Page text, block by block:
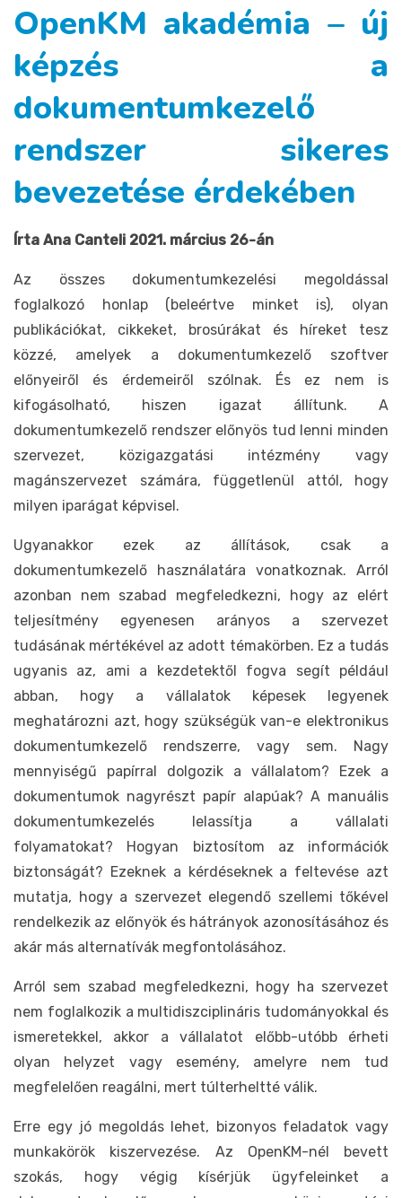
OpenKM akadémia – új
képzés a
dokumentumkezelő
rendszer sikeres
bevezetése érdekében
Írta Ana Canteli 2021. március 26-án
Az összes dokumentumkezelési megoldással
foglalkozó honlap (beleértve minket is), olyan
publikációkat, cikkeket, brosúrákat és híreket tesz
közzé, amelyek a dokumentumkezelő szoftver
előnyeiről és érdemeiről szólnak. És ez nem is
kifogásolható, hiszen igazat állítunk. A
dokumentumkezelő rendszer előnyös tud lenni minden
szervezet, közigazgatási intézmény vagy
magánszervezet számára, függetlenül attól, hogy
milyen iparágat képvisel.
Ugyanakkor ezek az állítások, csak a
dokumentumkezelő használatára vonatkoznak. Arról
azonban nem szabad megfeledkezni, hogy az elért
teljesítmény egyenesen arányos a szervezet
tudásának mértékével az adott témakörben. Ez a tudás
ugyanis az, ami a kezdetektől fogva segít például
abban, hogy a vállalatok képesek legyenek
meghatározni azt, hogy szükségük van-e elektronikus
dokumentumkezelő rendszerre, vagy sem. Nagy
mennyiségű papírral dolgozik a vállalatom? Ezek a
dokumentumok nagyrészt papír alapúak? A manuális
dokumentumkezelés lelassítja a vállalati
folyamatokat? Hogyan biztosítom az információk
biztonságát? Ezeknek a kérdéseknek a feltevése azt
mutatja, hogy a szervezet elegendő szellemi tőkével
rendelkezik az előnyök és hátrányok azonosításához és
akár más alternatívák megfontolásához.
Arról sem szabad megfeledkezni, hogy ha szervezet
nem foglalkozik a multidiszciplináris tudományokkal és
ismeretekkel, akkor a vállalatot előbb-utóbb érheti
olyan helyzet vagy esemény, amelyre nem tud
megfelelően reagálni, mert túlterheltté válik.
Erre egy jó megoldás lehet, bizonyos feladatok vagy
munkakörök kiszervezése. Az OpenKM-nél bevett
szokás, hogy végig kísérjük ügyfeleinket a